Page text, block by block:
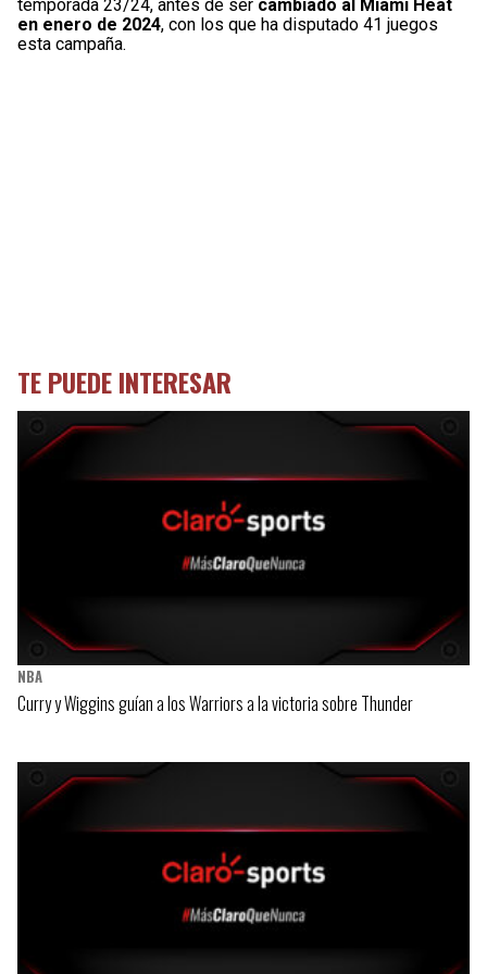
temporada 23/24, antes de ser cambiado al Miami Heat
en enero de 2024, con los que ha disputado 41 juegos
esta campaña.
TE PUEDE INTERESAR
NBA
Curry y Wiggins guían a los Warriors a la victoria sobre Thunder